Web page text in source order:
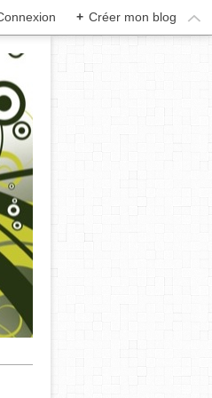
+ Créer mon blog